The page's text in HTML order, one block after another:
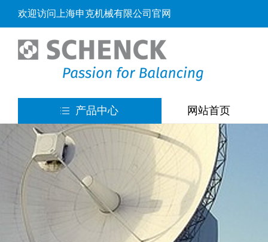
欢迎访问上海申克机械有限公司官网
产品中心 网站首页